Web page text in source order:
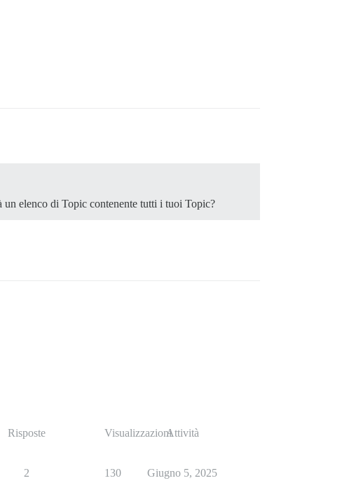
elenco di Topic contenente tutti i tuoi Topic?
Risposte VisualizzazioniAttività
2 130 Giugno 5, 2025